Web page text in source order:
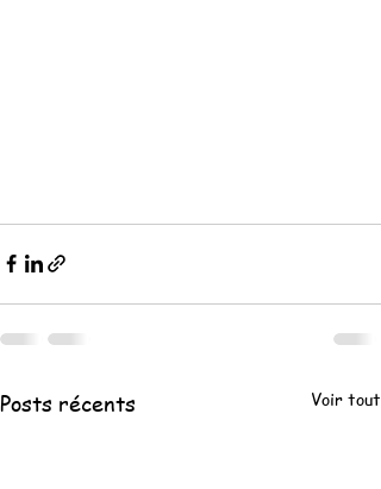
Posts récents Voir tout